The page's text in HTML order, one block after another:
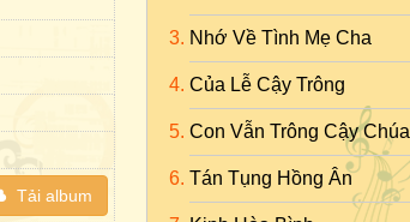
Tải album
Nhớ Về Tình Mẹ Cha
Của Lễ Cậy Trông
Con Vẫn Trông Cậy Chúa
Tán Tụng Hồng Ân